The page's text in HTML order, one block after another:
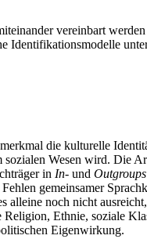
vereinbart
Identifikationsmodelle
die kulturelle
Wesen wird. Die
in In- und Outgroups
gemeinsamer
alleine noch nicht
Ethnie, soziale
Eigenwirkung.